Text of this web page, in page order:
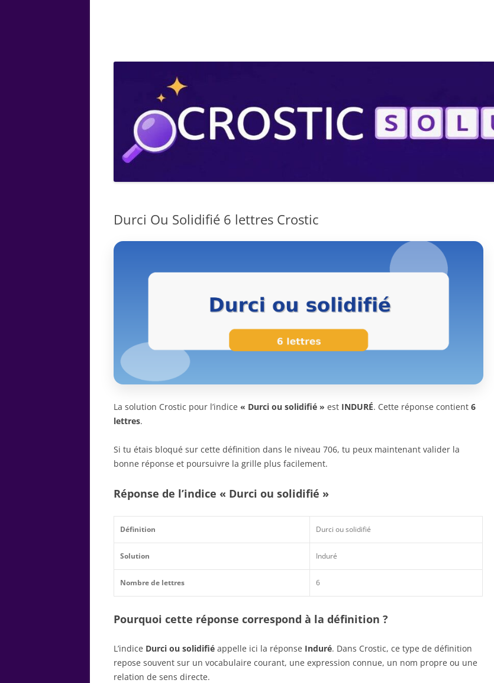
Durci Ou Solidifié 6 lettres Crostic
La solution Crostic pour l’indice « Durci ou solidifié » est INDURÉ. Cette réponse contient 6
lettres.
Si tu étais bloqué sur cette définition dans le niveau 706, tu peux maintenant valider la
bonne réponse et poursuivre la grille plus facilement.
Réponse de l’indice « Durci ou solidifié »
Définition Durci ou solidifié
Solution Induré
Nombre de lettres 6
Pourquoi cette réponse correspond à la définition ?
L’indice Durci ou solidifié appelle ici la réponse Induré. Dans Crostic, ce type de définition
repose souvent sur un vocabulaire courant, une expression connue, un nom propre ou une
relation de sens directe.